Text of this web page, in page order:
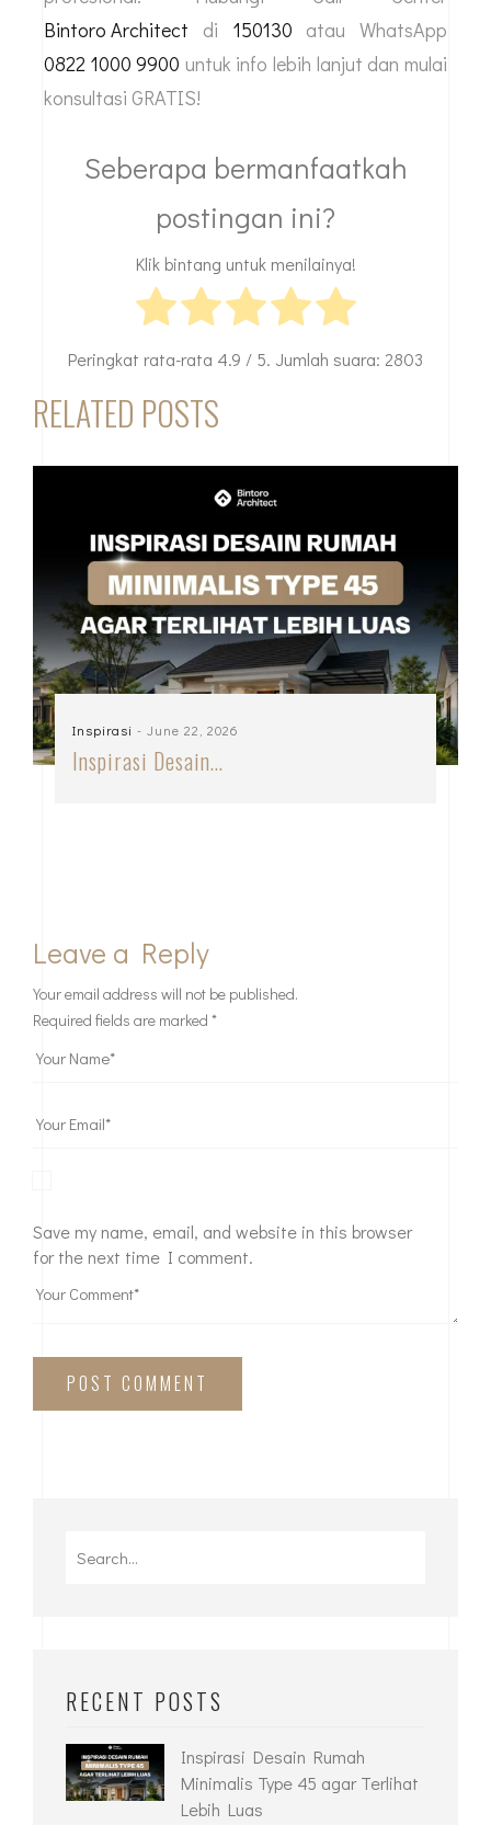
Bintoro Architect di 150130 atau WhatsApp
0822 1000 9900 untuk info lebih lanjut dan mulai
konsultasi GRATIS!
Seberapa bermanfaatkah
postingan ini?
Klik bintang untuk menilainya!
Peringkat rata-rata 4.9 / 5. Jumlah suara: 2803
RELATED POSTS
Inspirasi - June 22, 2026
Inspirasi Desain…
Leave a Reply
Your email address will not be published.
Required fields are marked *
Save my name, email, and website in this browser
for the next time I comment.
POST COMMENT
RECENT POSTS
Inspirasi Desain Rumah
Minimalis Type 45 agar Terlihat
Lebih Luas